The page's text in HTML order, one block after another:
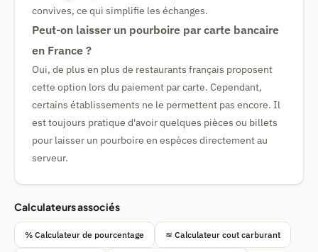
convives, ce qui simplifie les échanges.
Peut-on laisser un pourboire par carte bancaire
en France ?
Oui, de plus en plus de restaurants français proposent
cette option lors du paiement par carte. Cependant,
certains établissements ne le permettent pas encore. Il
est toujours pratique d'avoir quelques pièces ou billets
pour laisser un pourboire en espèces directement au
serveur.
Calculateurs associés
% Calculateur de pourcentage ≋ Calculateur cout carburant